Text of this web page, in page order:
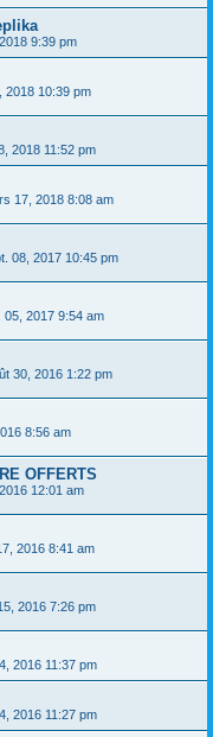
9:39 pm
2018 10:39 pm
2018 11:52 pm
17, 2018 8:08 am
08, 2017 10:45 pm
05, 2017 9:54 am
30, 2016 1:22 pm
8:56 am
OFFERTS
12:01 am
2016 8:41 am
2016 7:26 pm
2016 11:37 pm
2016 11:27 pm